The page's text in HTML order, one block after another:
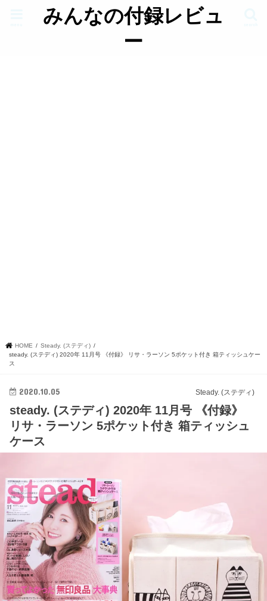
みんなの付録レビュ
ー
HOME
Steady. (ステディ)
steady. (ステディ) 2020年 11月号 《付録》 リサ・ラーソン 5ポケット付き 箱ティッシュケー
ス
Steady. (ステディ)
2020.10.05
steady. (ステディ) 2020年 11月号 《付録》
リサ・ラーソン 5ポケット付き 箱ティッシュ
ケース